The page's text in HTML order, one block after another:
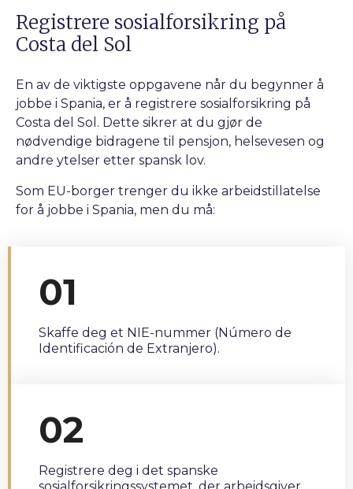
Registrere sosialforsikring på
Costa del Sol
En av de viktigste oppgavene når du begynner å
jobbe i Spania, er å registrere sosialforsikring på
Costa del Sol. Dette sikrer at du gjør de
nødvendige bidragene til pensjon, helsevesen og
andre ytelser etter spansk lov.
Som EU-borger trenger du ikke arbeidstillatelse
for å jobbe i Spania, men du må:
01
Skaffe deg et NIE-nummer (Número de
Identificación de Extranjero).
02
Registrere deg i det spanske